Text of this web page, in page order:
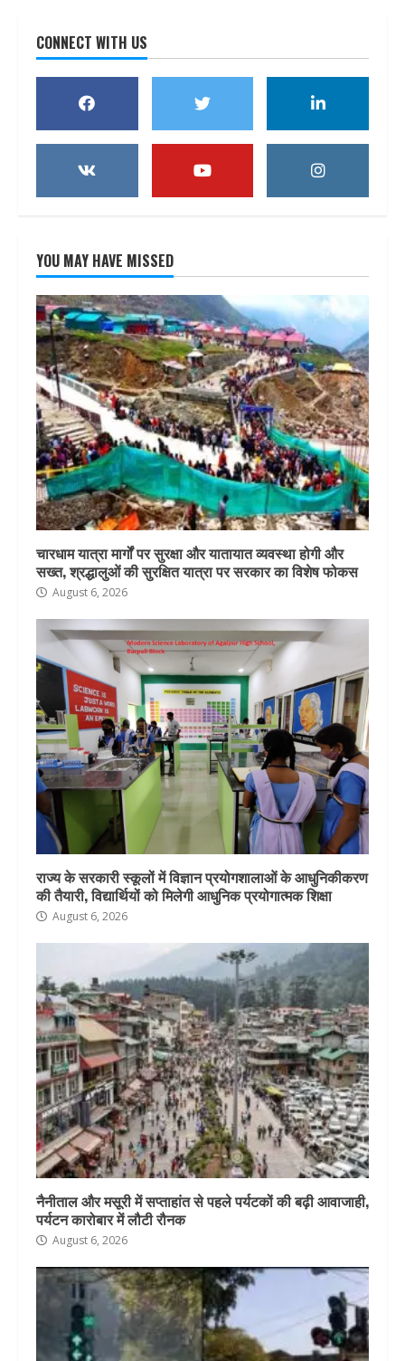
CONNECT WITH US
YOU MAY HAVE MISSED
चारधाम यात्रा मार्गों पर सुरक्षा और यातायात व्यवस्था होगी और
सख्त, श्रद्धालुओं की सुरक्षित यात्रा पर सरकार का विशेष फोकस
August 6, 2026
राज्य के सरकारी स्कूलों में विज्ञान प्रयोगशालाओं के आधुनिकीकरण
की तैयारी, विद्यार्थियों को मिलेगी आधुनिक प्रयोगात्मक शिक्षा
August 6, 2026
नैनीताल और मसूरी में सप्ताहांत से पहले पर्यटकों की बढ़ी आवाजाही,
पर्यटन कारोबार में लौटी रौनक
August 6, 2026